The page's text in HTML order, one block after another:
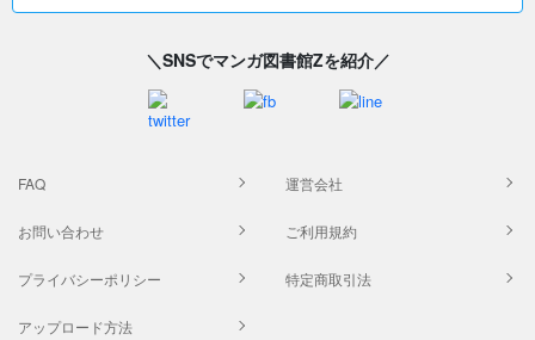
＼SNSでマンガ図書館Zを紹介／
FAQ 運営会社
お問い合わせ ご利用規約
プライバシーポリシー 特定商取引法
アップロード方法